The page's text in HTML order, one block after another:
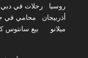
روسيا
رحلات في دبي
أذربيجان
محامي في
ميلانو
بيع سانتوس